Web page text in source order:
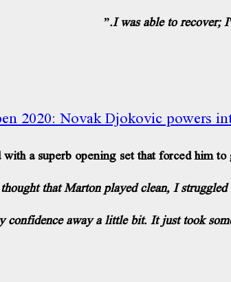
2020: Novak Djokovic powers
a superb opening set that forced him
confidence away a little bit. It just took